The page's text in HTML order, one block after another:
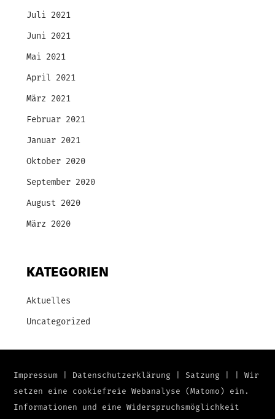
Juli 2021
Juni 2021
Mai 2021
April 2021
März 2021
Februar 2021
Januar 2021
Oktober 2020
September 2020
August 2020
März 2020
KATEGORIEN
Aktuelles
Uncategorized
Impressum Datenschutzerklärung |Satzung |Wir
setzen eine cookiefreie Webanalyse (Matomo) ein.
Informationen und eine Widerspruchsmöglichkeit